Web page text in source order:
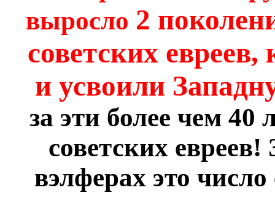
выросло 2
советских
и усвоили
за эти более чем 40
советских
вэлферах это